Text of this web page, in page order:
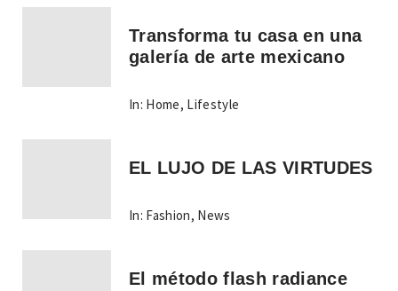
Transforma tu casa en una
galería de arte mexicano
In: Home, Lifestyle
EL LUJO DE LAS VIRTUDES
In: Fashion, News
El método flash radiance